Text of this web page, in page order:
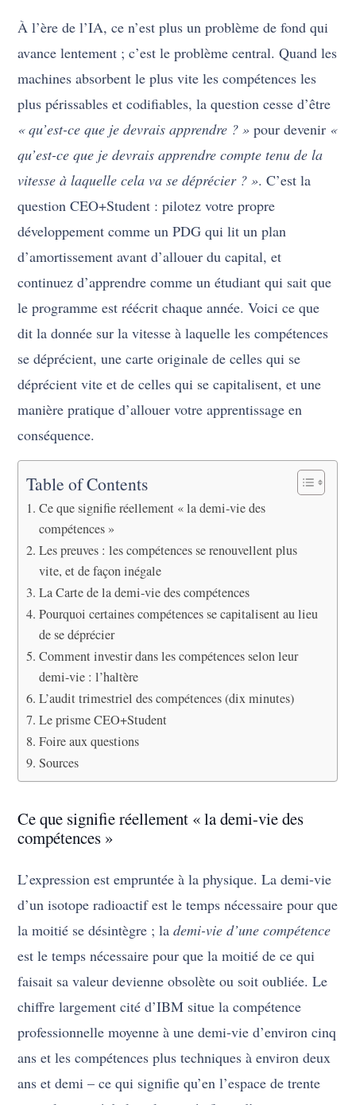
À l’ère de l’IA, ce n’est plus un problème de fond qui
avance lentement ; c’est le problème central. Quand les
machines absorbent le plus vite les compétences les
plus périssables et codifiables, la question cesse d’être
« qu’est-ce que je devrais apprendre ? » pour devenir «
qu’est-ce que je devrais apprendre compte tenu de la
vitesse à laquelle cela va se déprécier ? ». C’est la
question CEO+Student : pilotez votre propre
développement comme un PDG qui lit un plan
d’amortissement avant d’allouer du capital, et
continuez d’apprendre comme un étudiant qui sait que
le programme est réécrit chaque année. Voici ce que
dit la donnée sur la vitesse à laquelle les compétences
se déprécient, une carte originale de celles qui se
déprécient vite et de celles qui se capitalisent, et une
manière pratique d’allouer votre apprentissage en
conséquence.
Table of Contents
Ce que signifie réellement « la demi-vie des
compétences »
Les preuves : les compétences se renouvellent plus
vite, et de façon inégale
La Carte de la demi-vie des compétences
Pourquoi certaines compétences se capitalisent au lieu
de se déprécier
Comment investir dans les compétences selon leur
demi-vie : l’haltère
L’audit trimestriel des compétences (dix minutes)
Le prisme CEO+Student
Foire aux questions
Sources
Ce que signifie réellement « la demi-vie des
compétences »
L’expression est empruntée à la physique. La demi-vie
d’un isotope radioactif est le temps nécessaire pour que
la moitié se désintègre ; lademi-vie d’une compétence
est le temps nécessaire pour que la moitié de ce qui
faisait sa valeur devienne obsolète ou soit oubliée. Le
chiffre largement cité d’IBM situe la compétence
professionnelle moyenne à une demi-vie d’environ cinq
ans et les compétences plus techniques à environ deux
ans et demi – ce qui signifie qu’en l’espace de trente